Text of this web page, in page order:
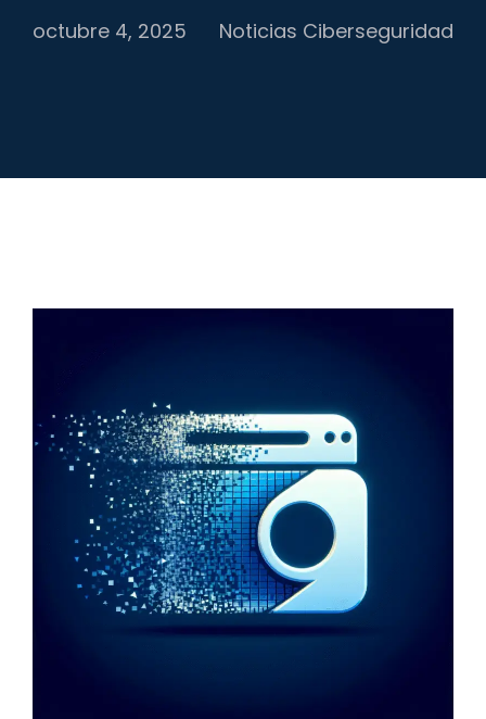
octubre 4, 2025 Noticias Ciberseguridad